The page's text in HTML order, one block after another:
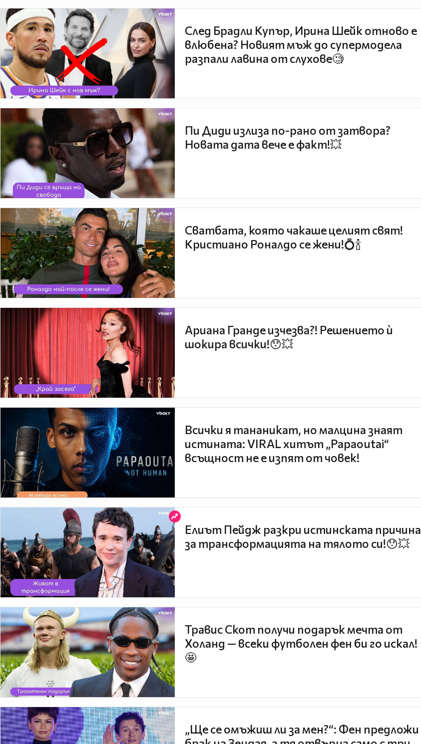
След Брадли Купър, Ирина Шейк отново е
влюбена? Новият мъж до супермодела
разпали лавина от слухове🧐
Пи Диди излиза по-рано от затвора?
Новата дата вече е факт!💥
Сватбата, която чакаше целият свят!
Кристиано Роналдо се жени!💍🍾
Ариана Гранде изчезва?! Решението ѝ
шокира всички!😯💥
Всички я тананикат, но малцина знаят
истината: VIRAL хитът „Papaoutai“
всъщност не е изпят от човек!
Елиът Пейдж разкри истинската причина
за трансформацията на тялото си!😯💥
Травис Скот получи подарък мечта от
Холанд — всеки футболен фен би го искал!
🤩
„Ще се омъжиш ли за мен?“: Фен предложи